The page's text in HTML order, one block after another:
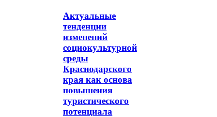
Актуальные
тенденции
изменений
социокультурной
среды
Краснодарского
края как основа
повышения
туристического
потенциала